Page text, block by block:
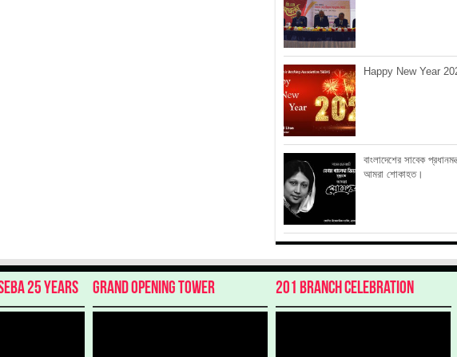
Happy New Year
বাংলাদেশের সাবেক
আমরা শোকাহত।
25 Years Grand Opening Tower 201 Branch Celebration